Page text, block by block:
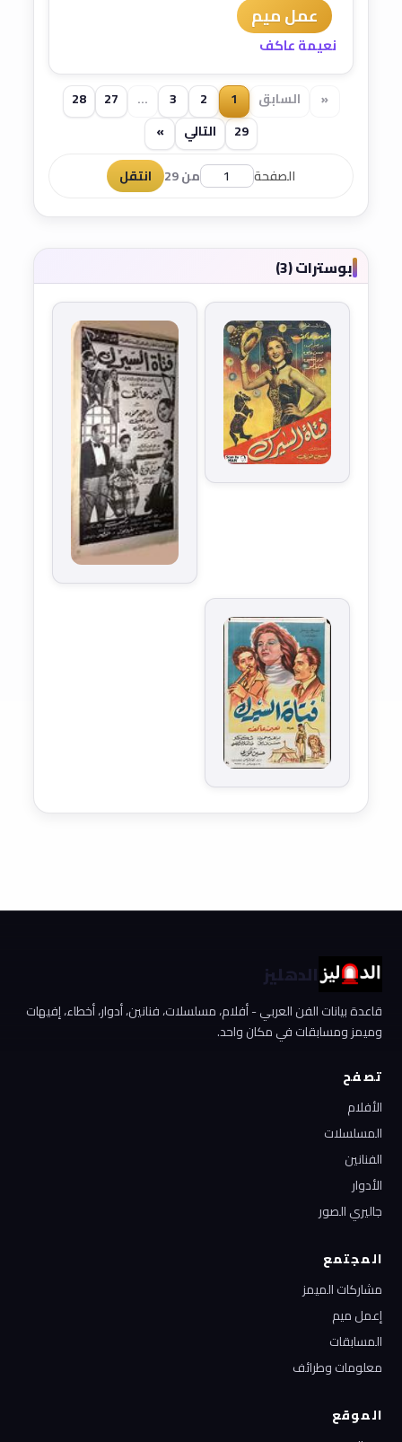
عمل ميم
نعيمة عاكف
« السابق 1
2
3
...
27
28
29
التالي
»
الصفحة
من 29 انتقل
بوسترات (3)
الدهليز
قاعدة بيانات الفن العربي - أفلام، مسلسلات، فنانين، أدوار، أخطاء، إفيهات
وميمز ومسابقات في مكان واحد.
تصفح
الأفلام
المسلسلات
الفنانين
الأدوار
جاليري الصور
المجتمع
مشاركات الميمز
إعمل ميم
المسابقات
معلومات وطرائف
الموقع